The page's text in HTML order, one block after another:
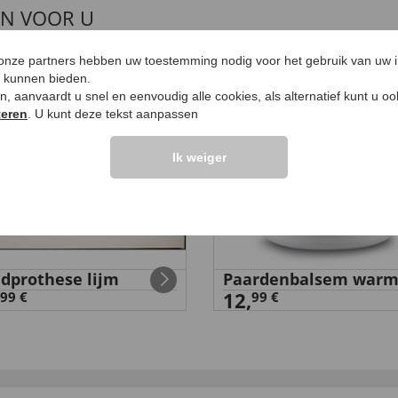
VOOR U
lijm
99 €
4,5
Paardenbalsem warm
12,99 €
partners hebben uw toestemming nodig voor het gebruik van uw
bieden.
aanvaardt u snel en eenvoudig alle cookies, als alternatief kunt u
. U kunt deze tekst aanpassen
Ik weiger